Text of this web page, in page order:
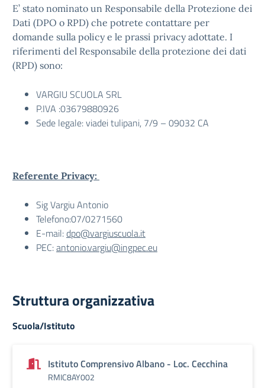
E’ stato nominato un Responsabile della Protezione dei
Dati (DPO o RPD) che potrete contattare per
domande sulla policy e le prassi privacy adottate. I
riferimenti del Responsabile della protezione dei dati
(RPD) sono:
VARGIU SCUOLA SRL
P.IVA :03679880926
Sede legale: viadei tulipani, 7/9 – 09032 CA
Referente Privacy:
Sig Vargiu Antonio
Telefono:07/0271560
E-mail:dpo@vargiuscuola.it
PEC:antonio.vargiu@ingpec.eu
Struttura organizzativa
Scuola/Istituto
Istituto Comprensivo Albano - Loc. Cecchina
RMIC8AY002